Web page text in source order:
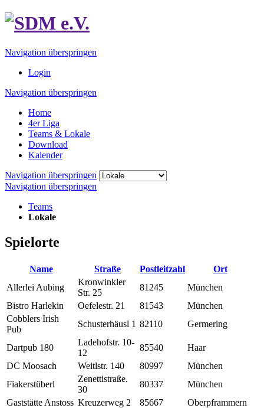
Navigation überspringen
Login
Navigation überspringen
Home
4er Liga
Teams & Lokale
Download
Kalender
Navigation überspringen
Navigation überspringen
Teams
Lokale
Spielorte
Name Straße Postleitzahl
Ort
Allerlei Aubing
Kronwinkler
Str. 25
81245
München
Bistro Harlekin
Oefelestr. 21 81543
München
Cobblers Irish
Pub
Schusterhäusl 1 82110 Germering
Dartpub 180
Ladehofstr. 10-
12
85540
Haar
DC Moosach
Weitlstr. 140 80997
München
Fiakerstüberl
Zenettistraße.
30
80337
München
Gaststätte Anstoss Kreuzerweg 2 85667
Oberpframmern